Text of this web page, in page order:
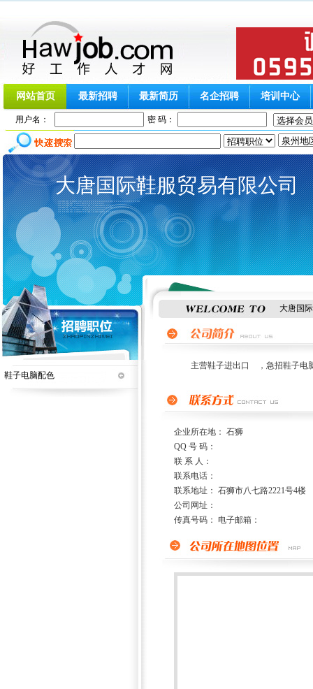
网站首页 最新招聘 最新简历 名企招聘 培训中心
用户名： 密 码：
大唐国际鞋服贸易有限公司
鞋子电脑配色
大唐国
主营鞋子进出口 ，急招鞋子电脑
企业所在地： 石狮
QQ 号 码：
联 系 人：
联系电话：
联系地址： 石狮市八七路2221号4楼
公司网址：
传真号码： 电子邮箱：